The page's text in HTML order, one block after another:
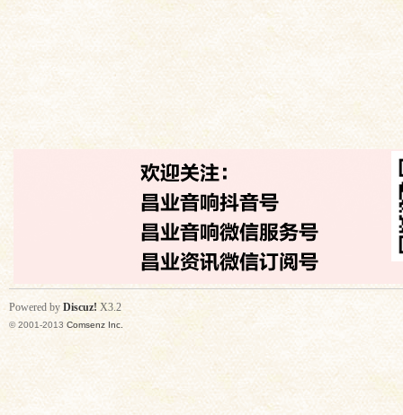
Powered by Discuz! X3.2
© 2001-2013 Comsenz Inc.